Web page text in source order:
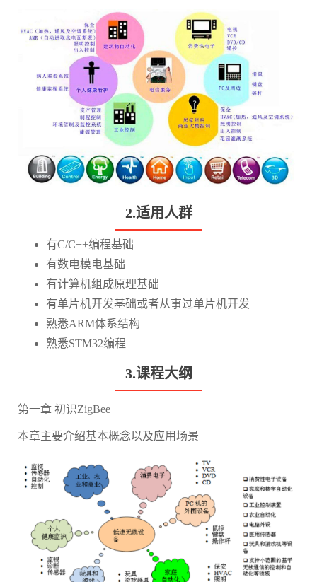
2.适用人群
有C/C++编程基础
有数电模电基础
有计算机组成原理基础
有单片机开发基础或者从事过单片机开发
熟悉ARM体系结构
熟悉STM32编程
3.课程大纲
第一章 初识ZigBee
本章主要介绍基本概念以及应用场景